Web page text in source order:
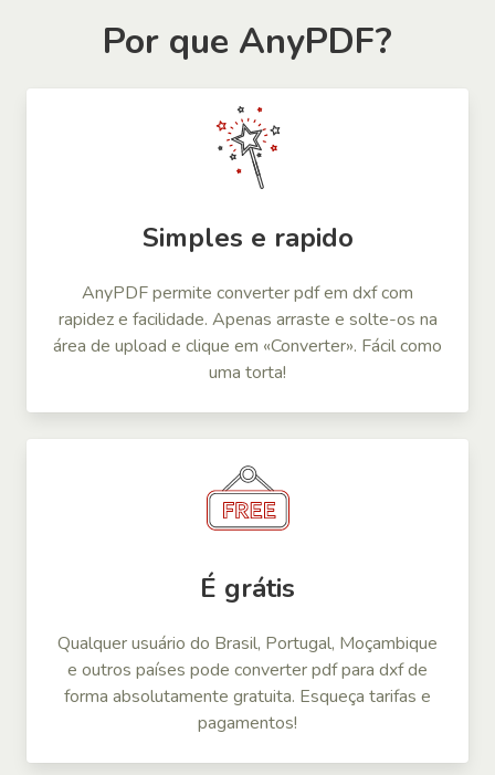
Por que AnyPDF?
Simples e rapido
AnyPDF permite converter pdf em dxf com
rapidez e facilidade. Apenas arraste e solte-os na
área de upload e clique em «Converter». Fácil como
uma torta!
É grátis
Qualquer usuário do Brasil, Portugal, Moçambique
e outros países pode converter pdf para dxf de
forma absolutamente gratuita. Esqueça tarifas e
pagamentos!